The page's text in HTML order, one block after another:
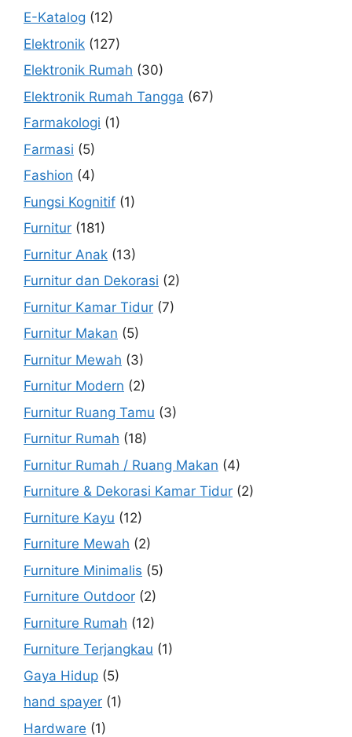
E-Katalog (12)
Elektronik (127)
Elektronik Rumah (30)
Elektronik Rumah Tangga (67)
Farmakologi (1)
Farmasi (5)
Fashion (4)
Fungsi Kognitif (1)
Furnitur (181)
Furnitur Anak (13)
Furnitur dan Dekorasi (2)
Furnitur Kamar Tidur (7)
Furnitur Makan (5)
Furnitur Mewah (3)
Furnitur Modern (2)
Furnitur Ruang Tamu (3)
Furnitur Rumah (18)
Furnitur Rumah / Ruang Makan (4)
Furniture & Dekorasi Kamar Tidur (2)
Furniture Kayu (12)
Furniture Mewah (2)
Furniture Minimalis (5)
Furniture Outdoor (2)
Furniture Rumah (12)
Furniture Terjangkau (1)
Gaya Hidup (5)
hand spayer (1)
Hardware (1)